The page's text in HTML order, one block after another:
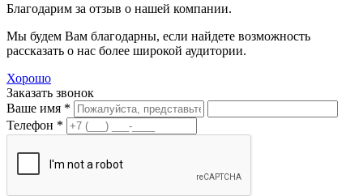
Благодарим за отзыв о нашей компании.
Мы будем Вам благодарны, если найдете возможность
рассказать о нас более широкой аудитории.
Хорошо
Заказать звонок
Ваше имя *
Телефон *